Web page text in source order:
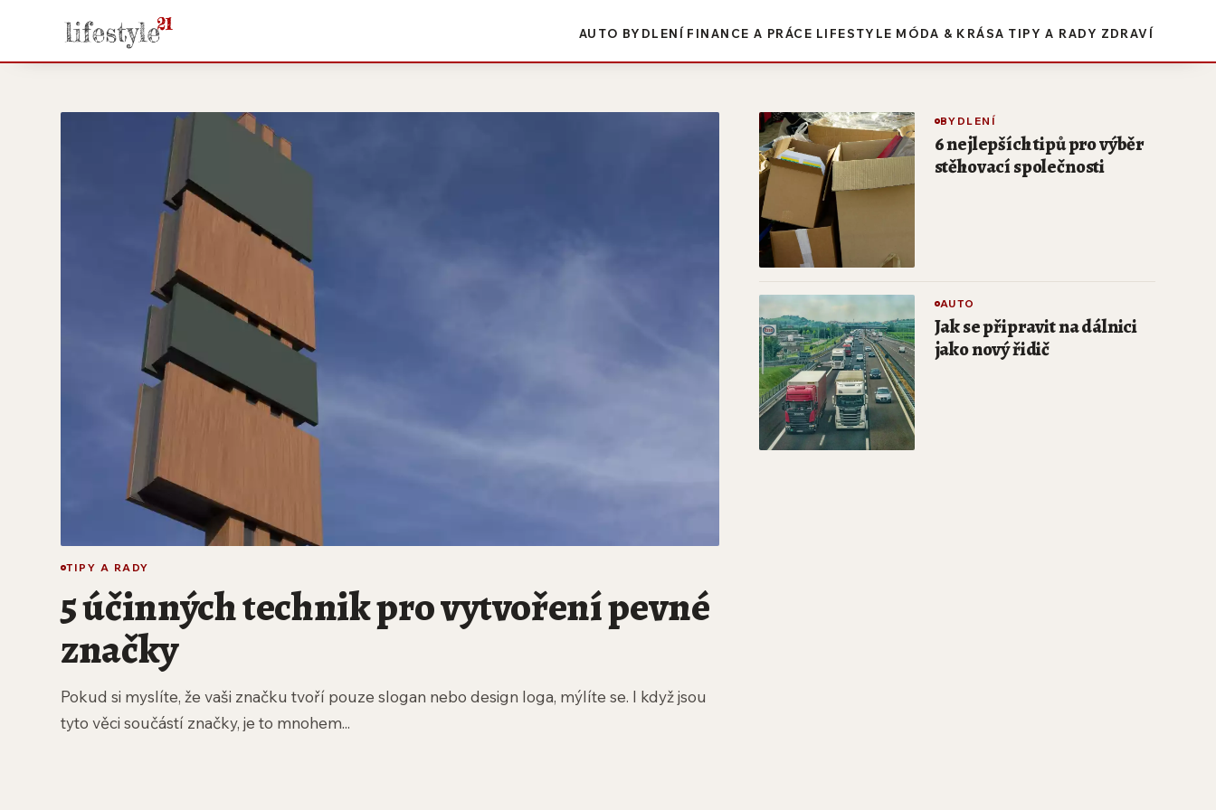
AUTO BYDLENÍ FINANCE A PRÁCE LIFESTYLE MÓDA & KRÁSA TIPY A RADY ZDRAVÍ
5 účinných technik pro vytvoření pevné
značky
Pokud si myslíte, že vaši značku tvoří pouze slogan nebo design loga, mýlíte se. I když jsou
tyto věci součástí značky, je to mnohem...
TIPY A RADY
6 nejlepších tipů pro výběr
stěhovací společnosti
BYDLENÍ
Jak se připravit na dálnici
jako nový řidič
AUTO